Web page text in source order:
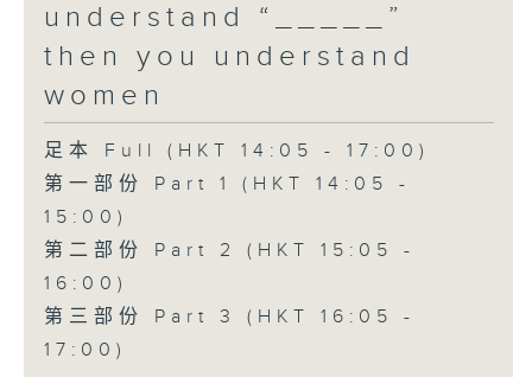
understand “_____”
then you understand
women
足本 Full (HKT 14:05 - 17:00)
第一部份 Part 1 (HKT 14:05 -
15:00)
第二部份 Part 2 (HKT 15:05 -
16:00)
第三部份 Part 3 (HKT 16:05 -
17:00)